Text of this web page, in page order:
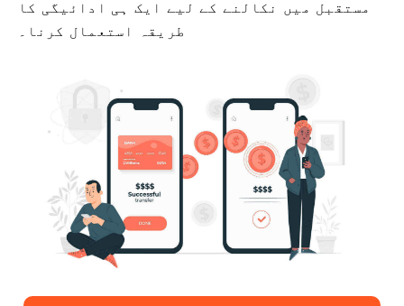
مستقبل میں نکالنے کے لیے ایک ہی ادائیگی کا
طریقہ استعمال کرنا۔